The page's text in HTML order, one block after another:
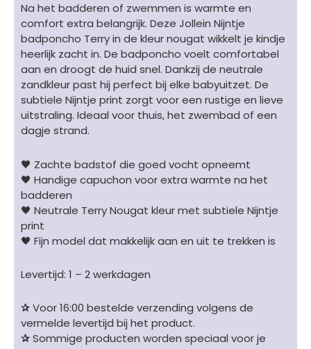
aantal
Na het badderen of zwemmen is warmte en
comfort extra belangrijk. Deze Jollein Nijntje
badponcho Terry in de kleur nougat wikkelt je kindje
heerlijk zacht in. De badponcho voelt comfortabel
aan en droogt de huid snel. Dankzij de neutrale
zandkleur past hij perfect bij elke babyuitzet. De
subtiele Nijntje print zorgt voor een rustige en lieve
uitstraling. Ideaal voor thuis, het zwembad of een
dagje strand.
🖤 Zachte badstof die goed vocht opneemt
🖤 Handige capuchon voor extra warmte na het
badderen
🖤 Neutrale Terry Nougat kleur met subtiele Nijntje
print
🖤 Fijn model dat makkelijk aan en uit te trekken is
Levertijd: 1 – 2 werkdagen
✰Voor 16:00 bestelde verzending volgens de
vermelde levertijd bij het product.
✰Sommige producten worden speciaal voor je